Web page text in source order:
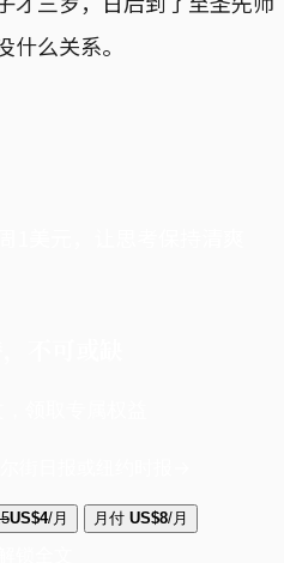
么关系。
US$4/月 月付 US$8/月